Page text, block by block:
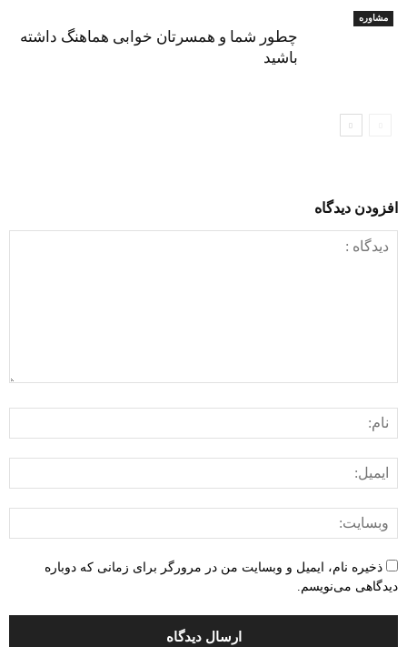
مشاوره
چطور شما و همسرتان خوابی هماهنگ داشته
باشید
افزودن دیدگاه
ذخیره نام، ایمیل و وبسایت من در مرورگر برای زمانی که دوباره
دیدگاهی می‌نویسم.